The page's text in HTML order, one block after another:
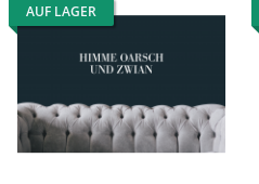
AUF LAGER